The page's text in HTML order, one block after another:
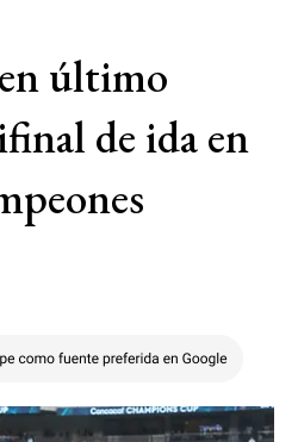
último
de ida en